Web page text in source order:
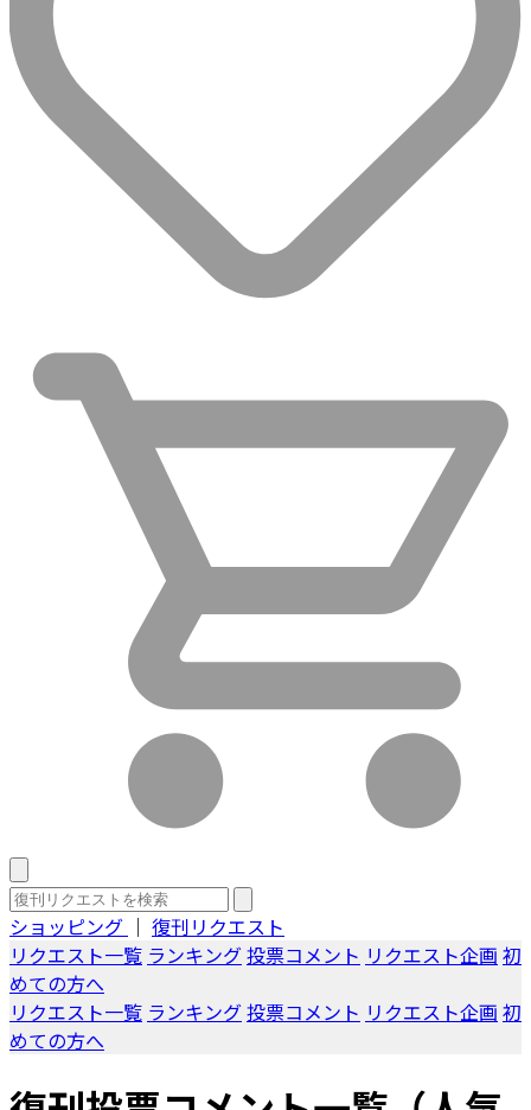
ショッピング ｜ 復刊リクエスト
リクエスト一覧 ランキング投票コメント リクエスト企画 初
めての方へ
リクエスト一覧 ランキング投票コメント リクエスト企画 初
めての方へ